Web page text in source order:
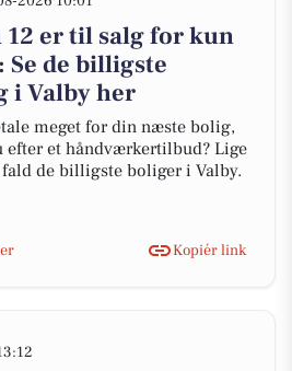
12 er til salg for kun
Se de billigste
i Valby her
meget for din næste bolig,
efter et håndværkertilbud? Lige
de billigste boliger i Valby.
Kopiér link